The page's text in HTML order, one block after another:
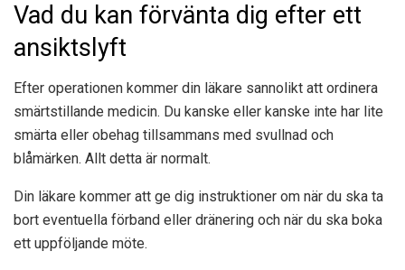
Vad du kan förvänta dig efter ett
ansiktslyft
Efter operationen kommer din läkare sannolikt att ordinera
smärtstillande medicin. Du kanske eller kanske inte har lite
smärta eller obehag tillsammans med svullnad och
blåmärken. Allt detta är normalt.
Din läkare kommer att ge dig instruktioner om när du ska ta
bort eventuella förband eller dränering och när du ska boka
ett uppföljande möte.